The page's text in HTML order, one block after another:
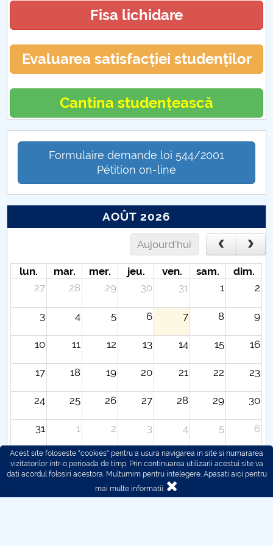
Fisa lichidare
Evaluarea satisfacției studenților
Cantina studențească
Formulaire demande loi 544/2001
Pétition on-line
AOÛT 2026
Aujourd'hui
lun. mar. mer. jeu. ven. sam.
dim.
27
28 29 30 31 1 2
3 4 5 6 7 8 9
10 11 12 13 14 15 16
17 18 19 20 21 22 23
24 25 26 27 28 29 30
31 1 2 3 4 5 6
Acest site foloseste "cookies" pentru a usura navigarea in site si numararea
vizitatorilor intr-o perioada de timp. Prin continuarea utilizarii acestui site va
dati acordul folosiri acestora. Multumim pentru intelegere. Apasati aici pentru
mai multe informatii.